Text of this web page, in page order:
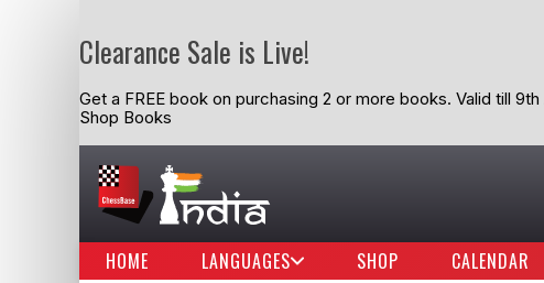
Clearance Sale is Live!
Get a FREE book on purchasing 2 or more books. Valid till 9th
Shop Books
HOME LANGUAGES SHOP CALENDAR